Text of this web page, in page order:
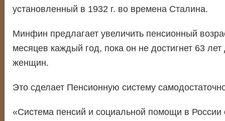
установленный в 1932 г. во времена Сталина.
Минфин предлагает увеличить пенсионный
месяцев каждый год, пока он не достигнет 63
женщин.
Это сделает Пенсионную систему
«Система пенсий и социальной помощи в России